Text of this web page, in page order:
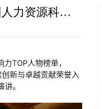
正式揭晓！eRoad董事长&CEO王天扬蝉联2024-2025中国人力资源科技影响力TOP人物殊荣
TOP人物榜单，
新与卓越贡献荣誉入
。